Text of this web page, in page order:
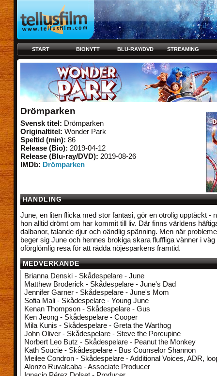
START BIONYTT BLU-RAY/DVD STREAMING
Drömparken
Svensk titel: Drömparken
Originaltitel: Wonder Park
Speltid (min): 86
Release (Bio): 2019-04-12
Release (Blu-ray/DVD): 2019-08-26
IMDb: Drömparken
HANDLING
June, en liten flicka med stor fantasi, gör en otrolig upptäckt -
hon alltid drömt om har kommit till liv. Där finns världens
dalbanor, talande djur och oändlig spänning. Men när
beger sig June och hennes brokiga skara fluffliga vänner i väg
oförglömlig resa för att rädda nöjesparkens framtid.
MEDVERKANDE
Brianna Denski - Skådespelare - June
Matthew Broderick - Skådespelare - June's Dad
Jennifer Garner - Skådespelare - June's Mom
Sofia Mali - Skådespelare - Young June
Kenan Thompson - Skådespelare - Gus
Ken Jeong - Skådespelare - Cooper
Mila Kunis - Skådespelare - Greta the Warthog
John Oliver - Skådespelare - Steve the Porcupine
Norbert Leo Butz - Skådespelare - Peanut the Monkey
Kath Soucie - Skådespelare - Bus Counselor Shannon
Meilee Condron - Skådespelare - Additional Voices, ADR,
Alonzo Ruvalcaba - Associate Producer